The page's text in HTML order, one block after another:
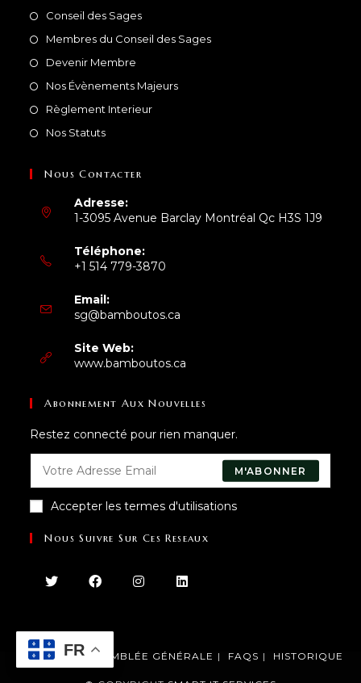
Conseil des Sages
Membres du Conseil des Sages
Devenir Membre
Nos Évènements Majeurs
Règlement Interieur
Nos Statuts
Nous Contacter
Adresse:
1-3095 Avenue Barclay Montréal Qc H3S 1J9
Téléphone:
+1 514 779-3870
dans
votre
application
Email:
sg@bamboutos.ca
application
Site Web:
www.bamboutos.ca
Abonnement Aux Nouvelles
Restez connecté pour rien manquer.
M'ABONNER
Accepter les termes d'utilisations
Nous Suivre Sur Ces Reseaux
ACCUEIL ASSEMBLÉE GÉNÉRALE FAQS HISTORIQUE
FR